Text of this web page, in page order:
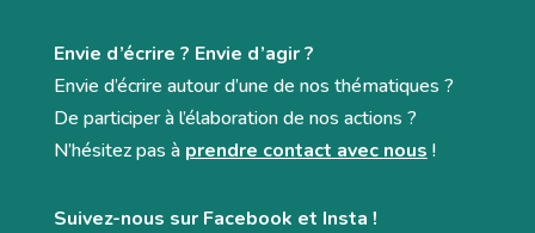
Envie d’écrire ? Envie d’agir ?
Envie d’écrire autour d’une de nos thématiques ?
De participer à l’élaboration de nos actions ?
N’hésitez pas à prendre contact avec nous !
Suivez-nous sur Facebook et Insta !